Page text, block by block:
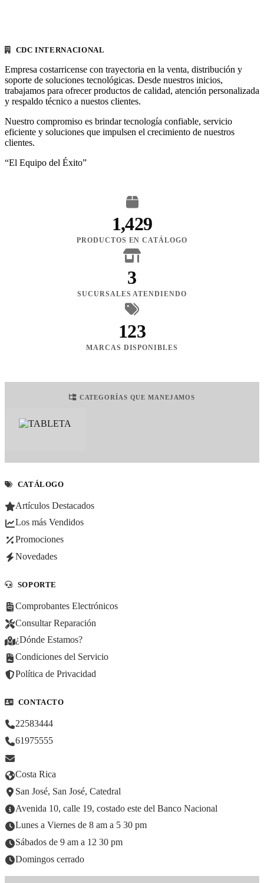
CDC INTERNACIONAL
Empresa costarricense con trayectoria en la venta, distribución y
soporte de soluciones tecnológicas. Desde nuestros inicios,
trabajamos para ofrecer productos de calidad, atención personalizada
y respaldo técnico a nuestos clientes.
Nuestro compromiso es brindar tecnología confiable, servicio
eficiente y soluciones que impulsen el crecimiento de nuestros
clientes.
“El Equipo del Éxito”
1,429
PRODUCTOS EN CATÁLOGO
3
SUCURSALES ATENDIENDO
123
MARCAS DISPONIBLES
CATEGORÍAS QUE MANEJAMOS
CATÁLOGO
Artículos Destacados
Los más Vendidos
Promociones
Novedades
SOPORTE
Comprobantes Electrónicos
Consultar Reparación
¿Dónde Estamos?
Condiciones del Servicio
Política de Privacidad
CONTACTO
22583444
61975555
Costa Rica
San José, San José, Catedral
Avenida 10, calle 19, costado este del Banco Nacional
Lunes a Viernes de 8 am a 5 30 pm
Sábados de 9 am a 12 30 pm
Domingos cerrado